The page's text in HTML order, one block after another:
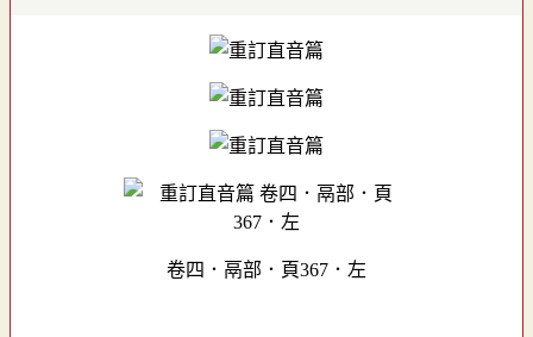
卷四．鬲部．頁367．左